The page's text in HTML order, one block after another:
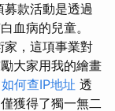
募款活動是透過
血病的兒童。
家，這項事業對
大家用我的繪畫
如何查IP地址 透
獲得了獨一無二